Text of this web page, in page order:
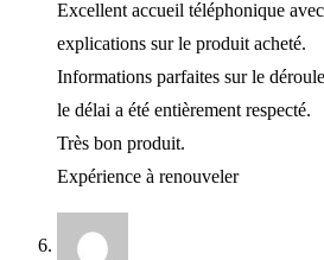
Excellent accueil téléphonique
explications sur le produit acheté.
Informations parfaites sur le
le délai a été entièrement respecté.
Très bon produit.
Expérience à renouveler